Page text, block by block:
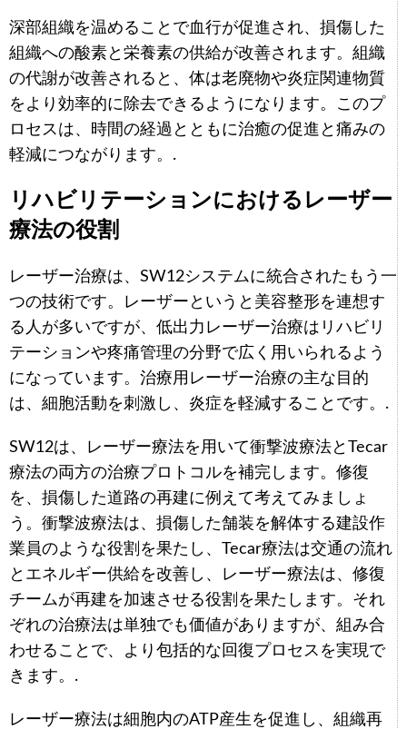
深部組織を温めることで血行が促進され、損傷した
組織への酸素と栄養素の供給が改善されます。組織
の代謝が改善されると、体は老廃物や炎症関連物質
をより効率的に除去できるようになります。このプ
ロセスは、時間の経過とともに治癒の促進と痛みの
軽減につながります。.
リハビリテーションにおけるレーザー
療法の役割
レーザー治療は、SW12システムに統合されたもう一
つの技術です。レーザーというと美容整形を連想す
る人が多いですが、低出力レーザー治療はリハビリ
テーションや疼痛管理の分野で広く用いられるよう
になっています。治療用レーザー治療の主な目的
は、細胞活動を刺激し、炎症を軽減することです。.
SW12は、レーザー療法を用いて衝撃波療法とTecar
療法の両方の治療プロトコルを補完します。修復
を、損傷した道路の再建に例えて考えてみましょ
う。衝撃波療法は、損傷した舗装を解体する建設作
業員のような役割を果たし、Tecar療法は交通の流れ
とエネルギー供給を改善し、レーザー療法は、修復
チームが再建を加速させる役割を果たします。それ
ぞれの治療法は単独でも価値がありますが、組み合
わせることで、より包括的な回復プロセスを実現で
きます。.
レーザー療法は細胞内のATP産生を促進し、組織再